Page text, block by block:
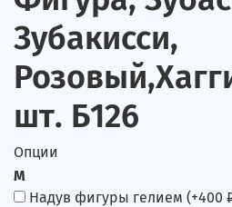
Зубакисси,
шт. Б126
Опции
M
Надув фигуры гелием (+400